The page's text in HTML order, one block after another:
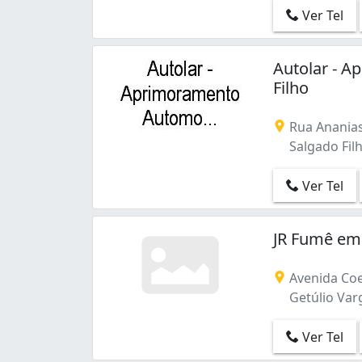
Ver Tel
Autolar -
Filho
Rua
Salgado
Ver Tel
JR Fumê
Avenida
Getúlio
Ver Tel